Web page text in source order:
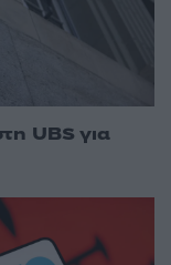
UBS για